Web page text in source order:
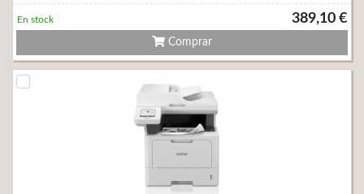
389,10 €
En stock
Comprar